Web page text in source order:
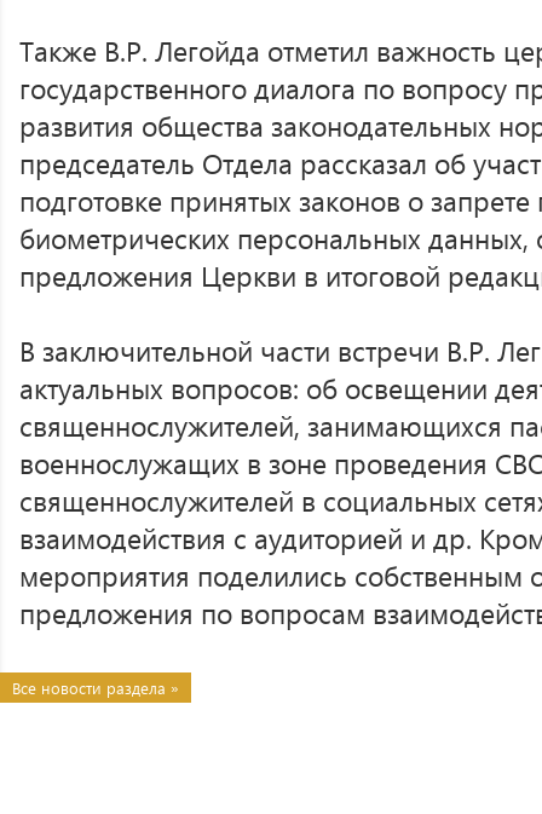
Также В.Р. Легойда отметил важность
государственного диалога по вопросу
развития общества законодательных
председатель Отдела рассказал об
подготовке принятых законов о
биометрических персональных данных,
предложения Церкви в итоговой
В заключительной части встречи В.Р.
актуальных вопросов: об освещении
священнослужителей, занимающихся
военнослужащих в зоне проведения
священнослужителей в социальных
взаимодействия с аудиторией и др.
мероприятия поделились собственным
предложения по вопросам
Все новости раздела »